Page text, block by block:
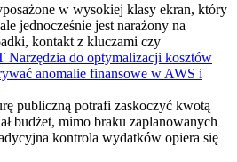
w wysokiej klasy ekran, który
jednocześnie jest narażony na
kontakt z kluczami czy
Narzędzia do optymalizacji kosztów
anomalie finansowe w AWS i
publiczną potrafi zaskoczyć kwotą
budżet, mimo braku zaplanowanych
kontrola wydatków opiera się